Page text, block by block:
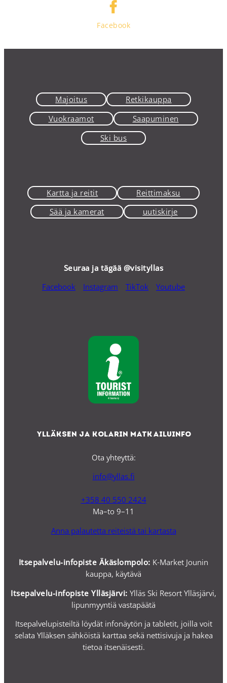
Facebook
Majoitus
Retkikauppa
Vuokraamot
Saapuminen
Ski bus
Kartta ja reitit
Reittimaksu
Sää ja kamerat
uutiskirje
Seuraa ja tägää @visityllas
Facebook
Instagram TikTok Youtube
Ylläksen ja Kolarin matkailuinfo
Ota yhteyttä:
info@yllas.fi
+358 40 550 2424
Ma–to 9–11
Anna palautetta reiteistä tai kartasta
Itsepalvelu-infopiste Äkäslompolo: K-Market Jounin
kauppa, käytävä
Itsepalvelu-infopiste Ylläsjärvi: Ylläs Ski Resort Ylläsjärvi,
lipunmyyntiä vastapäätä
Itsepalvelupisteiltä löydät infonäytön ja tabletit, joilla voit
selata Ylläksen sähköistä karttaa sekä nettisivuja ja hakea
tietoa itsenäisesti.